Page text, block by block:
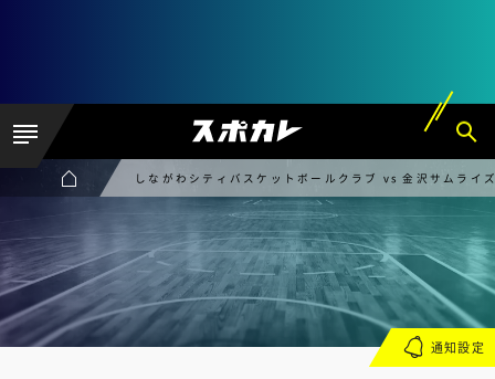
しながわシティバスケットボールクラブ vs 金沢サムライ
通知設定